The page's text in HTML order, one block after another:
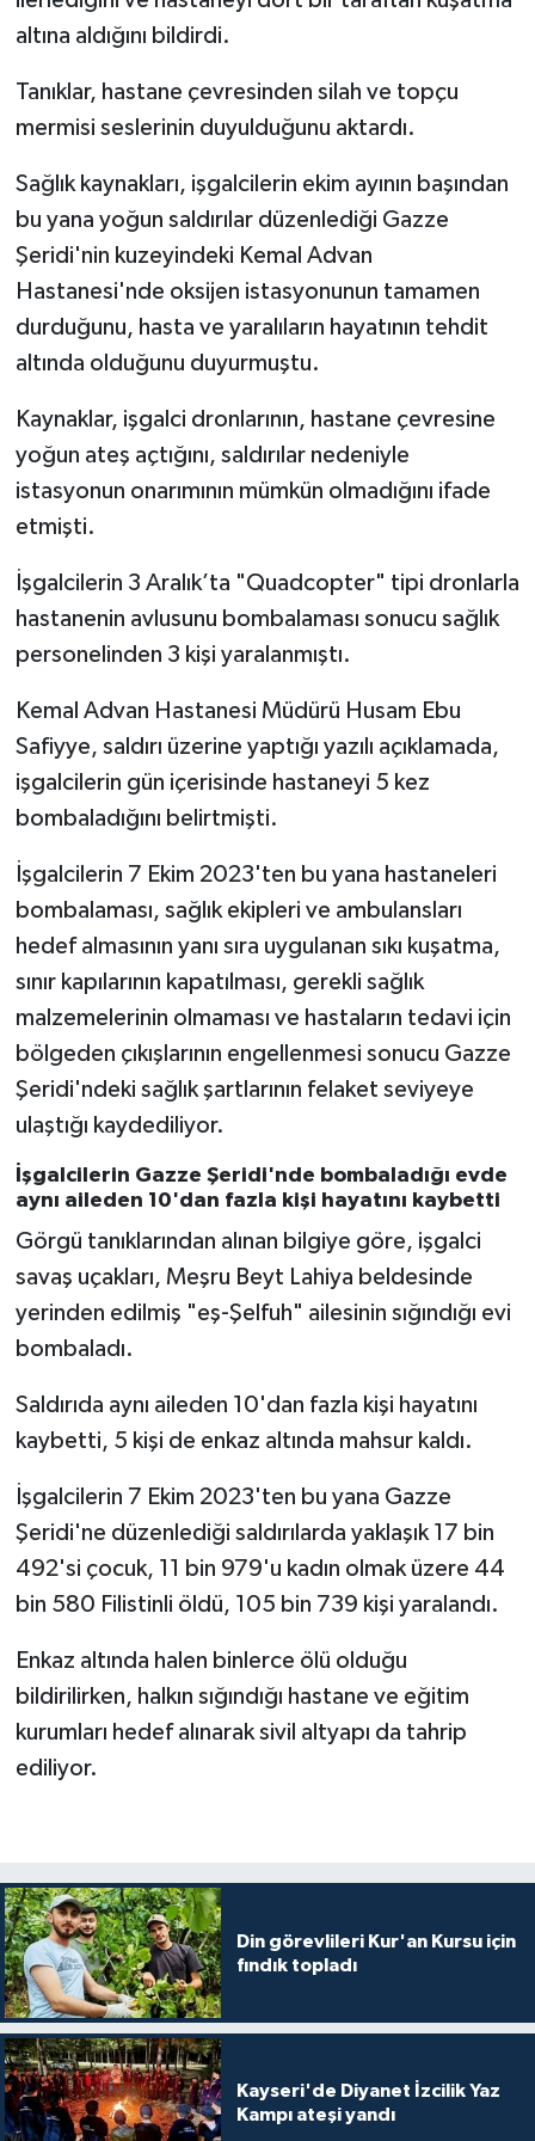
altına aldığını bildirdi.
Tanıklar, hastane çevresinden silah ve topçu
mermisi seslerinin duyulduğunu aktardı.
Sağlık kaynakları, işgalcilerin ekim ayının başından
bu yana yoğun saldırılar düzenlediği Gazze
Şeridi'nin kuzeyindeki Kemal Advan
Hastanesi'nde oksijen istasyonunun tamamen
durduğunu, hasta ve yaralıların hayatının tehdit
altında olduğunu duyurmuştu.
Kaynaklar, işgalci dronlarının, hastane çevresine
yoğun ateş açtığını, saldırılar nedeniyle
istasyonun onarımının mümkün olmadığını ifade
etmişti.
İşgalcilerin 3 Aralık’ta "Quadcopter" tipi dronlarla
hastanenin avlusunu bombalaması sonucu sağlık
personelinden 3 kişi yaralanmıştı.
Kemal Advan Hastanesi Müdürü Husam Ebu
Safiyye, saldırı üzerine yaptığı yazılı açıklamada,
işgalcilerin gün içerisinde hastaneyi 5 kez
bombaladığını belirtmişti.
İşgalcilerin 7 Ekim 2023'ten bu yana hastaneleri
bombalaması, sağlık ekipleri ve ambulansları
hedef almasının yanı sıra uygulanan sıkı kuşatma,
sınır kapılarının kapatılması, gerekli sağlık
malzemelerinin olmaması ve hastaların tedavi için
bölgeden çıkışlarının engellenmesi sonucu Gazze
Şeridi'ndeki sağlık şartlarının felaket seviyeye
ulaştığı kaydediliyor.
İşgalcilerin Gazze Şeridi'nde bombaladığı evde
aynı aileden 10'dan fazla kişi hayatını kaybetti
Görgü tanıklarından alınan bilgiye göre, işgalci
savaş uçakları, Meşru Beyt Lahiya beldesinde
yerinden edilmiş "eş-Şelfuh" ailesinin sığındığı evi
bombaladı.
Saldırıda aynı aileden 10'dan fazla kişi hayatını
kaybetti, 5 kişi de enkaz altında mahsur kaldı.
İşgalcilerin 7 Ekim 2023'ten bu yana Gazze
Şeridi'ne düzenlediği saldırılarda yaklaşık 17 bin
492'si çocuk, 11 bin 979'u kadın olmak üzere 44
bin 580 Filistinli öldü, 105 bin 739 kişi yaralandı.
Enkaz altında halen binlerce ölü olduğu
bildirilirken, halkın sığındığı hastane ve eğitim
kurumları hedef alınarak sivil altyapı da tahrip
ediliyor.
Din görevlileri Kur'an Kursu için
fındık topladı
Kayseri'de Diyanet İzcilik Yaz
Kampı ateşi yandı
Bolu Müftülüğü
Burdur Müftülüğü
Bursa Müftülüğü
Çanakkale Müftülüğü
Çankırı Müftülüğü
Çorum Müftülüğü
Denizli Müftülüğü
Diyarbakır Müftülüğü
Edirne Müftülüğü
Erzincan Müftülüğü
Eskişehir Müftülüğü
Gaziantep Müftülüğü
Giresun Müftülüğü
Gümüşhane Müftülüğü
Hatay Müftülüğü
Iğdır Müftülüğü
Isparta Müftülüğü
İstanbul Müftülüğü
İzmir Müftülüğü
Karabük Müftülüğü
Kars Müftülüğü
Kastamonu Müftülüğü
Kilis Müftülüğü
Kırıkkale Müftülüğü
Kırklareli Müftülüğü
Kırşehir Müftülüğü
Kocaeli Müftülüğü
Makaleler
Ekonomi
Duyurular
Podcast
Bilim, Teknoloji
Biyografiler
Diyanet TV
İhtida Haberleri